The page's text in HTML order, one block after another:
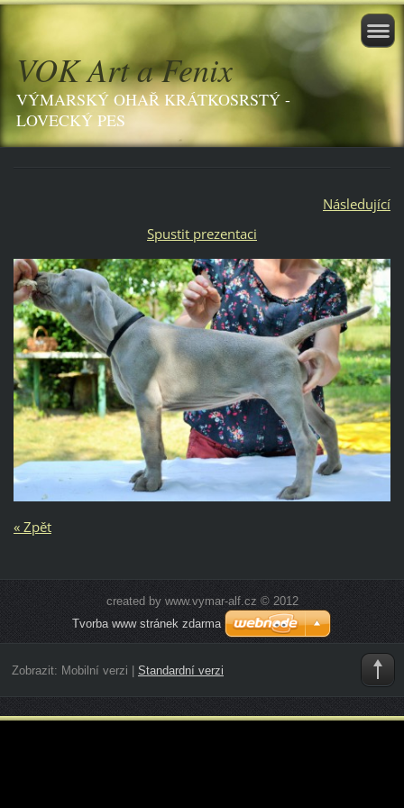
VOK Art a Fenix
VÝMARSKÝ OHAŘ KRÁTKOSRSTÝ -
LOVECKÝ PES
Následující
Spustit prezentaci
« Zpět
created by www.vymar-alf.cz © 2012
Tvorba www stránek zdarma
Zobrazit: Mobilní verzi Standardní verzi